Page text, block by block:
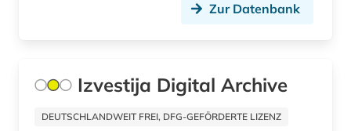
film (4)
filmwissenschaft (2)
Monaco (1)
Montenegro (12)
Zur Datenbank
Izvestija Digital Archive
DEUTSCHLANDWEIT FREI, DFG-GEFÖRDERTE LIZENZ